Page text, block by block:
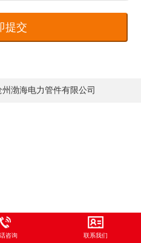
渤海电力管件有限公司
咨询 联系我们